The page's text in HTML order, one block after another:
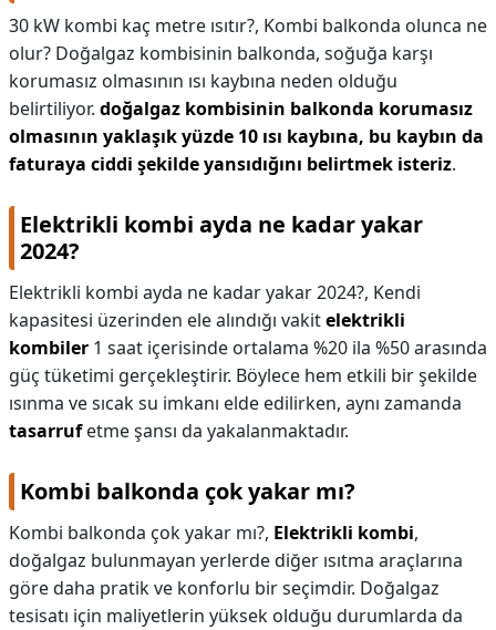
30 kW kombi kaç metre ısıtır?, Kombi balkonda olunca ne
olur? Doğalgaz kombisinin balkonda, soğuğa karşı
korumasız olmasının ısı kaybına neden olduğu
belirtiliyor. doğalgaz kombisinin balkonda korumasız
olmasının yaklaşık yüzde 10 ısı kaybına, bu kaybın da
faturaya ciddi şekilde yansıdığını belirtmek isteriz.
Elektrikli kombi ayda ne kadar yakar
2024?
Elektrikli kombi ayda ne kadar yakar 2024?, Kendi
kapasitesi üzerinden ele alındığı vakitelektrikli
kombiler 1 saat içerisinde ortalama %20 ila %50 arasında
güç tüketimi gerçekleştirir. Böylece hem etkili bir şekilde
ısınma ve sıcak su imkanı elde edilirken, aynı zamanda
tasarrufetme şansı da yakalanmaktadır.
Kombi balkonda çok yakar mı?
Kombi balkonda çok yakar mı?, Elektrikli kombi,
doğalgaz bulunmayan yerlerde diğer ısıtma araçlarına
göre daha pratik ve konforlu bir seçimdir. Doğalgaz
tesisatı için maliyetlerin yüksek olduğu durumlarda da